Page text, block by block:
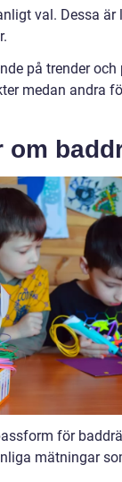
val. Dessa
på trender
medan andra
för
mätningar